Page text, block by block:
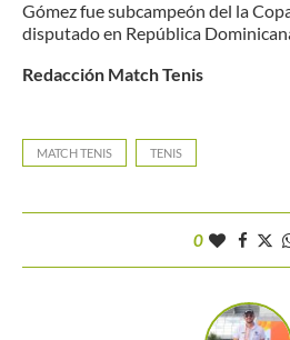
Gómez fue subcampeón del la
disputado en República
Redacción Match Tenis
MATCH TENIS TENIS
0